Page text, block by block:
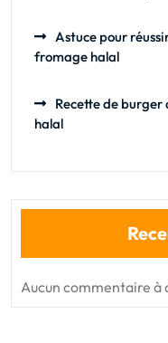
Astuce pour
fromage halal
Recette de
halal
Aucun commentaire à